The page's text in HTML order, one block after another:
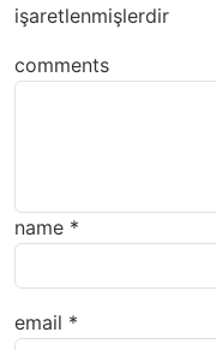
işaretlenmişlerdir
comments
name *
email *